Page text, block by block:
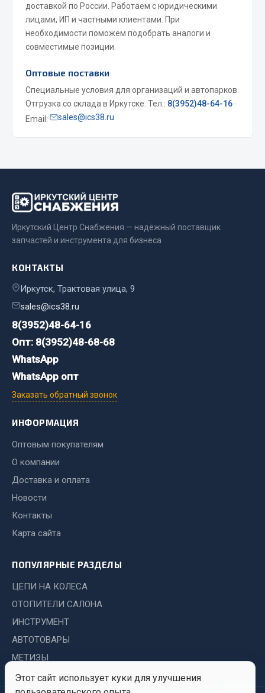
Тормозная система
Двери
Электрооборудование
Показать ещё
Весь раздел
Мост задний
Система выпуска газа
Сцепление
Весь раздел
Двигатель
Система выпуска газа
Система охлаждения
Коробка передач
Рулевое управление
Тормозная система
Запчасти HOWO
Тормозная система
Двигатель
Подвеска
Система питания
Система выпуска газа
Система охлаждения
доставкой по России. Работаем с юридическими
лицами, ИП и частными клиентами. При
необходимости поможем подобрать аналоги и
совместимые позиции.
Оптовые поставки
Специальные условия для организаций и автопарков.
Отгрузка со склада в Иркутске. Тел.: 8(3952)48-64-16 ·
Email:
sales@ics38.ru
Этот сайт использует куки для улучшения
Иркутский Центр Снабжения — надёжный поставщик
запчастей и инструмента для бизнеса
КОНТАКТЫ
Иркутск, Трактовая улица, 9
sales@ics38.ru
8(3952)48-64-16
Опт: 8(3952)48-68-68
WhatsApp
WhatsApp опт
Заказать обратный звонок
ИНФОРМАЦИЯ
Оптовым покупателям
О компании
Доставка и оплата
Новости
Контакты
Карта сайта
ПОПУЛЯРНЫЕ РАЗДЕЛЫ
ЦЕПИ НА КОЛЕСА
ОТОПИТЕЛИ САЛОНА
ИНСТРУМЕНТ
АВТОТОВАРЫ
МЕТИЗЫ